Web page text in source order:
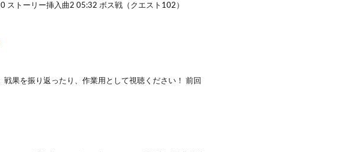
ストーリー挿入曲2 05:32 ボス戦（クエスト102）
果を振り返ったり、作業用として視聴ください！ 前回